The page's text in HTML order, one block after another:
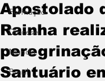
Formação
Diocese
Mundo
Brasil
Apostolado
Rainha
Santuário